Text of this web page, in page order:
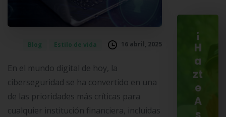
Blog Estilo de vida 16 abril, 2025
En el mundo digital de hoy, la
ciberseguridad se ha convertido en una
de las prioridades más críticas para
cualquier institución financiera, incluidas
¡
H
a
zt
e
A